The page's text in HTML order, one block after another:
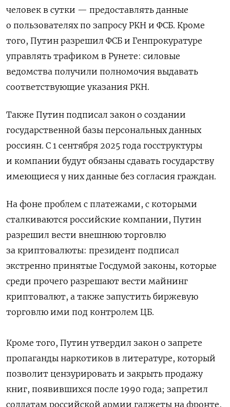
человек в сутки — предоставлять данные
о пользователях по запросу РКН и ФСБ. Кроме
того, Путин разрешил ФСБ и Генпрокуратуре
управлять трафиком в Рунете: силовые
ведомства получили полномочия выдавать
соответствующие указания РКН.
Также Путин подписал закон о создании
государственной базы персональных данных
россиян. С 1 сентября 2025 года госструктуры
и компании будут обязаны сдавать государству
имеющиеся у них данные без согласия граждан.
На фоне проблем с платежами, с которыми
сталкиваются российские компании, Путин
разрешил вести внешнюю торговлю
за криптовалюты: президент подписал
экстренно принятые Госдумой законы, которые
среди прочего разрешают вести майнинг
криптовалют, а также запустить биржевую
торговлю ими под контролем ЦБ.
Кроме того, Путин утвердил закон о запрете
пропаганды наркотиков в литературе, который
позволит цензурировать и закрыть продажу
книг, появившихся после 1990 года; запретил
солдатам российской армии гаджеты на фронте,